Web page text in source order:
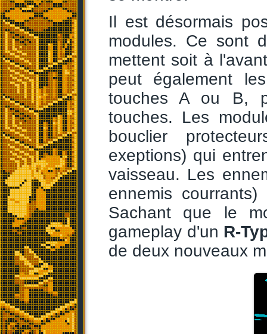
Il est désormais
modules. Ce sont
mettent soit à
peut également
touches A ou B,
touches. Les
bouclier
exeptions) qui
vaisseau. Les
ennemis
Sachant que le
gameplay d'un R-
de deux nouveaux